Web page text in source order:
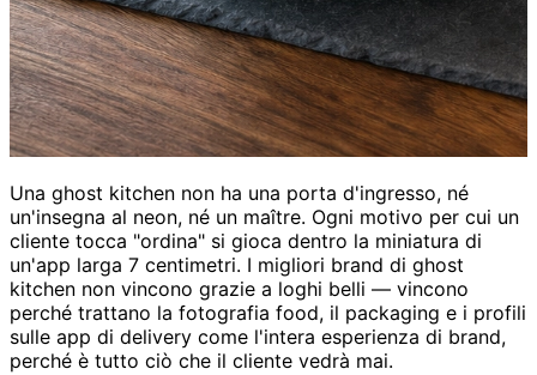
Una ghost kitchen non ha una porta d'ingresso, né
un'insegna al neon, né un maître. Ogni motivo per cui un
cliente tocca "ordina" si gioca dentro la miniatura di
un'app larga 7 centimetri. I migliori brand di ghost
kitchen non vincono grazie a loghi belli — vincono
perché trattano la fotografia food, il packaging e i profili
sulle app di delivery come l'intera esperienza di brand,
perché è tutto ciò che il cliente vedrà mai.